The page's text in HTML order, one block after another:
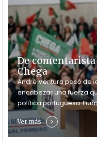
De
Chega
André Ventura pasó de
encabezar una fuerza
política portuguesa.
después, el partido
en la principal
Ver más